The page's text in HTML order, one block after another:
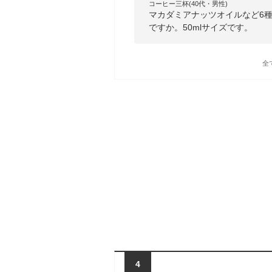
コーヒー三杯(40代・男性)
マカダミアナッツオイルなど6
ですか。50mlサイズです。
全
4